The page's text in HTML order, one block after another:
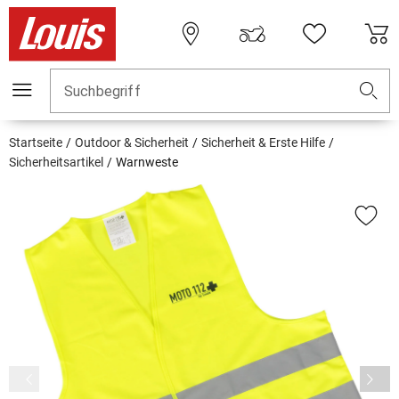
Suchbegriff
Startseite Outdoor & Sicherheit
Sicherheit & Erste Hilfe
Sicherheitsartikel
Warnweste